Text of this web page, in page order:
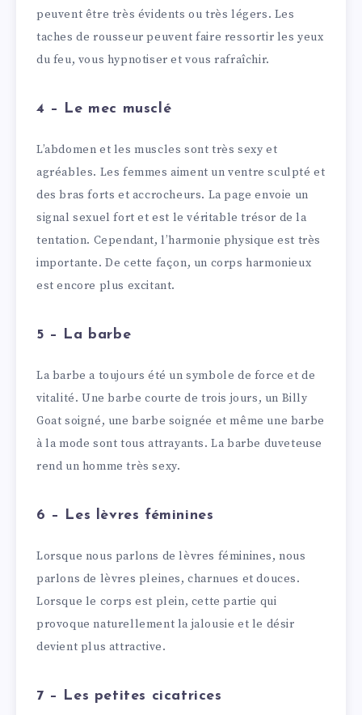
peuvent être très évidents ou très légers. Les
taches de rousseur peuvent faire ressortir les yeux
du feu, vous hypnotiser et vous rafraîchir.
4 – Le mec musclé
L’abdomen et les muscles sont très sexy et
agréables. Les femmes aiment un ventre sculpté et
des bras forts et accrocheurs. La page envoie un
signal sexuel fort et est le véritable trésor de la
tentation. Cependant, l’harmonie physique est très
importante. De cette façon, un corps harmonieux
est encore plus excitant.
5 – La barbe
La barbe a toujours été un symbole de force et de
vitalité. Une barbe courte de trois jours, un Billy
Goat soigné, une barbe soignée et même une barbe
à la mode sont tous attrayants. La barbe duveteuse
rend un homme très sexy.
6 – Les lèvres féminines
Lorsque nous parlons de lèvres féminines, nous
parlons de lèvres pleines, charnues et douces.
Lorsque le corps est plein, cette partie qui
provoque naturellement la jalousie et le désir
devient plus attractive.
7 – Les petites cicatrices